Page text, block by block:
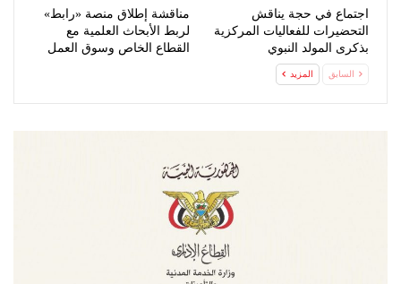
اجتماع في حجة يناقش
التحضيرات للفعاليات المركزية
بذكرى المولد النبوي
مناقشة إطلاق منصة «رابط»
لربط الأبحاث العلمية مع
القطاع الخاص وسوق العمل
السابق المزيد